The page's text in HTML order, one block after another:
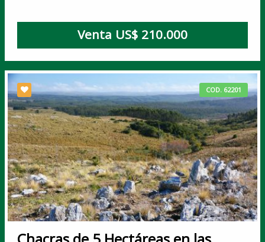
Venta US$ 210.000
COD. 62201